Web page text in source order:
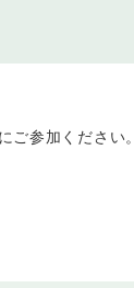
ご参加ください。